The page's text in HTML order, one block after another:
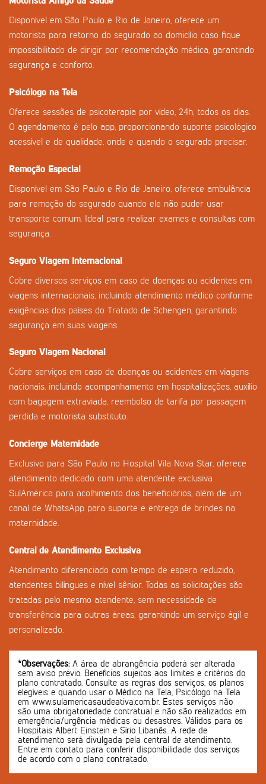
Disponível em São Paulo e Rio de Janeiro, oferece um
motorista para retorno do segurado ao domicílio caso fique
impossibilitado de dirigir por recomendação médica, garantindo
segurança e conforto.
Psicólogo na Tela
Oferece sessões de psicoterapia por vídeo, 24h, todos os dias.
O agendamento é pelo app, proporcionando suporte psicológico
acessível e de qualidade, onde e quando o segurado precisar.
Remoção Especial
Disponível em São Paulo e Rio de Janeiro, oferece ambulância
para remoção do segurado quando ele não puder usar
transporte comum. Ideal para realizar exames e consultas com
segurança.
Seguro Viagem Internacional
Cobre diversos serviços em caso de doenças ou acidentes em
viagens internacionais, incluindo atendimento médico conforme
exigências dos países do Tratado de Schengen, garantindo
segurança em suas viagens.
Seguro Viagem Nacional
Cobre serviços em caso de doenças ou acidentes em viagens
nacionais, incluindo acompanhamento em hospitalizações, auxílio
com bagagem extraviada, reembolso de tarifa por passagem
perdida e motorista substituto.
Concierge Maternidade
Exclusivo para São Paulo no Hospital Vila Nova Star, oferece
atendimento dedicado com uma atendente exclusiva
SulAmérica para acolhimento dos beneficiários, além de um
canal de WhatsApp para suporte e entrega de brindes na
maternidade.
Central de Atendimento Exclusiva
Atendimento diferenciado com tempo de espera reduzido,
atendentes bilíngues e nível sênior. Todas as solicitações são
tratadas pelo mesmo atendente, sem necessidade de
transferência para outras áreas, garantindo um serviço ágil e
personalizado.
*Observações:A área de abrangência poderá ser alterada
sem aviso prévio. Benefícios sujeitos aos limites e critérios do
plano contratado. Consulte as regras dos serviços, os planos
elegíveis e quando usar o Médico na Tela, Psicólogo na Tela
em www.sulamericasaudeativa.com.br. Estes serviços não
são uma obrigatoriedade contratual e não são realizados em
emergência/urgência médicas ou desastres. Válidos para os
Hospitais Albert Einstein e Sírio Libanês. A rede de
atendimento será divulgada pela central de atendimento.
Entre em contato para conferir disponibilidade dos serviços
de acordo com o plano contratado.